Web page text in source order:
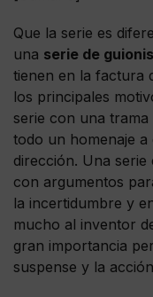
Que la serie es
una serie de
tienen en la factura
los principales
serie con una trama
todo un homenaje a
dirección. Una serie
con argumentos
la incertidumbre y
mucho al inventor
gran importancia
suspense y la